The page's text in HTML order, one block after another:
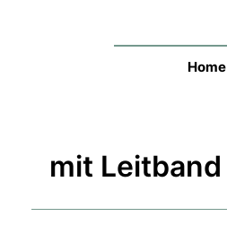
Home
mit Leitband